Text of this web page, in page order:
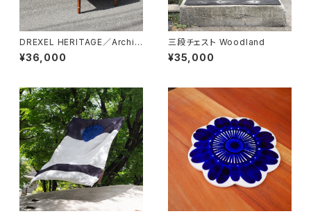
DREXEL HERITAGE／Archit
ectual Low Table
¥36,000
三段チェスト Woodland
¥35,000